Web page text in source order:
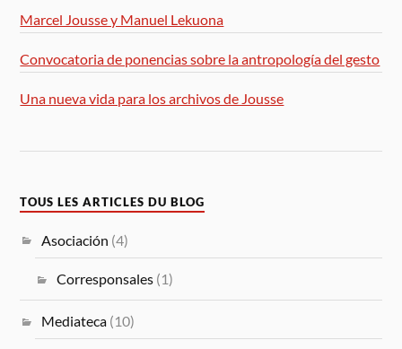
Marcel Jousse y Manuel Lekuona
Convocatoria de ponencias sobre la antropología del gesto
Una nueva vida para los archivos de Jousse
TOUS LES ARTICLES DU BLOG
Asociación (4)
Corresponsales(1)
Mediateca (10)